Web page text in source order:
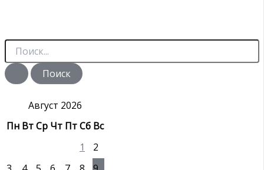
П
и
с
Август 2026
Пн ВтСр Чт ПтСб Вс
1
2